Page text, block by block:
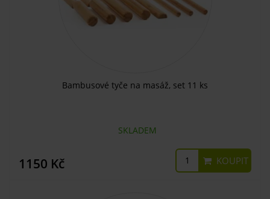
Bambusové tyče na masáž, set 11 ks
SKLADEM
1150 Kč KOUPIT